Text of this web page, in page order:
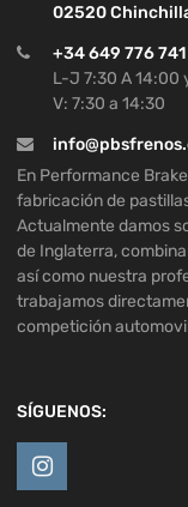
02520
+34 649 776 741
L-J 7:30 A 14:00
V: 7:30 a 14:30
En Performance
fabricación de
Actualmente damos
de Inglaterra,
así como nuestra
trabajamos
competición
SÍGUENOS: